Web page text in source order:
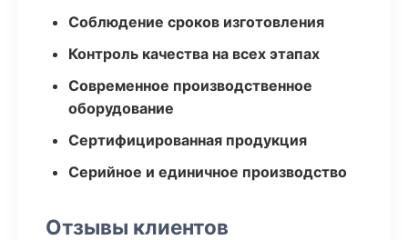
Соблюдение сроков изготовления
Контроль качества на всех этапах
Современное производственное
оборудование
Сертифицированная продукция
Серийное и единичное производство
Отзывы клиентов